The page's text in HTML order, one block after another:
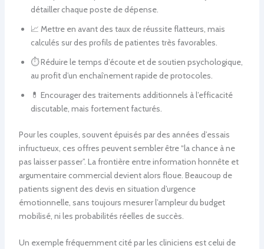
détailler chaque poste de dépense.
📈 Mettre en avant des taux de réussite flatteurs, mais
calculés sur des profils de patientes très favorables.
⏱️ Réduire le temps d’écoute et de soutien psychologique,
au profit d’un enchaînement rapide de protocoles.
💊 Encourager des traitements additionnels à l’efficacité
discutable, mais fortement facturés.
Pour les couples, souvent épuisés par des années d’essais
infructueux, ces offres peuvent sembler être “la chance à ne
pas laisser passer”. La frontière entre information honnête et
argumentaire commercial devient alors floue. Beaucoup de
patients signent des devis en situation d’urgence
émotionnelle, sans toujours mesurer l’ampleur du budget
mobilisé, ni les probabilités réelles de succès.
Un exemple fréquemment cité par les cliniciens est celui de